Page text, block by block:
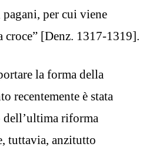
per cui viene
croce” [Denz. 1317-1319].
la forma della
recentemente è stata
riforma
tuttavia, anzitutto